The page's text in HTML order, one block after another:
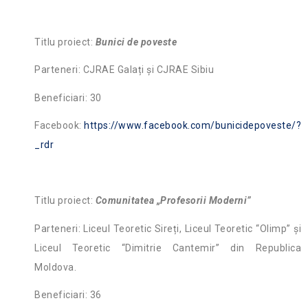
Titlu proiect: Bunici de poveste
Parteneri: CJRAE Galați și CJRAE Sibiu
Beneficiari: 30
Facebook: https://www.facebook.com/bunicidepoveste/?
_rdr
Titlu proiect: Comunitatea „Profesorii Moderni”
Parteneri: Liceul Teoretic Sireți, Liceul Teoretic “Olimp” și
Liceul Teoretic “Dimitrie Cantemir” din Republica
Moldova.
Beneficiari: 36